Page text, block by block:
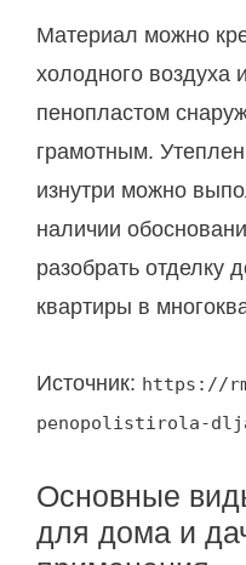
Материал можно
холодного воздуха
пенопластом
грамотным.
изнутри можно
наличии
разобрать отделку
квартиры в
Источник: https://
penopolistirola-
Основные
для дома и